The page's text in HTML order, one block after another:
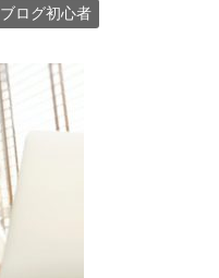
ブログ初心者